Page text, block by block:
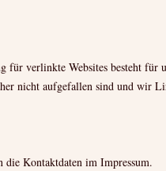
für verlinkte Websites besteht für
nicht aufgefallen sind und wir
Kontaktdaten im Impressum.